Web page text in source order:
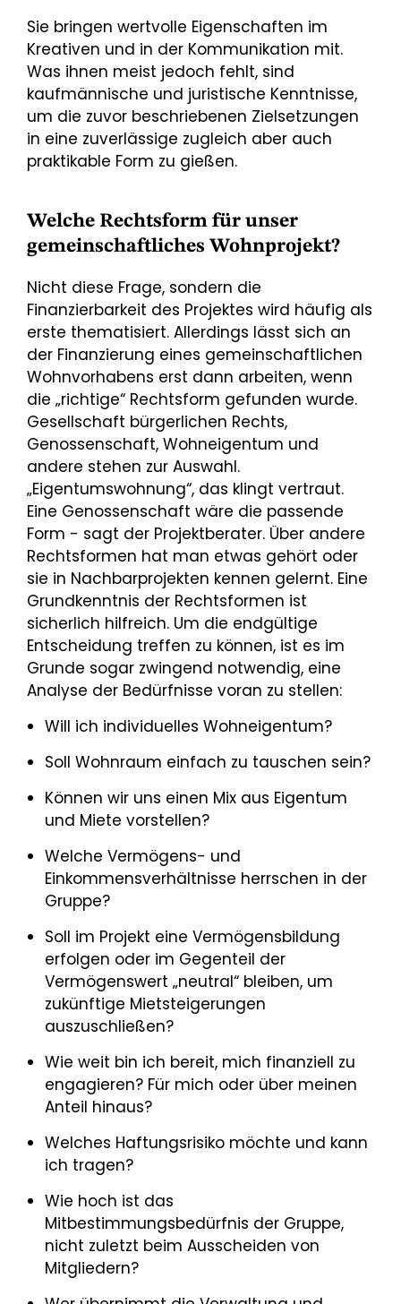
Sie bringen wertvolle Eigenschaften im
Kreativen und in der Kommunikation mit.
Was ihnen meist jedoch fehlt, sind
kaufmännische und juristische Kenntnisse,
um die zuvor beschriebenen Zielsetzungen
in eine zuverlässige zugleich aber auch
praktikable Form zu gießen.
Welche Rechtsform für unser
gemeinschaftliches Wohnprojekt?
Nicht diese Frage, sondern die
Finanzierbarkeit des Projektes wird häufig als
erste thematisiert. Allerdings lässt sich an
der Finanzierung eines gemeinschaftlichen
Wohnvorhabens erst dann arbeiten, wenn
die „richtige“ Rechtsform gefunden wurde.
Gesellschaft bürgerlichen Rechts,
Genossenschaft, Wohneigentum und
andere stehen zur Auswahl.
„Eigentumswohnung“, das klingt vertraut.
Eine Genossenschaft wäre die passende
Form - sagt der Projektberater. Über andere
Rechtsformen hat man etwas gehört oder
sie in Nachbarprojekten kennen gelernt. Eine
Grundkenntnis der Rechtsformen ist
sicherlich hilfreich. Um die endgültige
Entscheidung treffen zu können, ist es im
Grunde sogar zwingend notwendig, eine
Analyse der Bedürfnisse voran zu stellen:
Will ich individuelles Wohneigentum?
Soll Wohnraum einfach zu tauschen sein?
Können wir uns einen Mix aus Eigentum
und Miete vorstellen?
Welche Vermögens- und
Einkommensverhältnisse herrschen in der
Gruppe?
Soll im Projekt eine Vermögensbildung
erfolgen oder im Gegenteil der
Vermögenswert „neutral“ bleiben, um
zukünftige Mietsteigerungen
auszuschließen?
Wie weit bin ich bereit, mich finanziell zu
engagieren? Für mich oder über meinen
Anteil hinaus?
Welches Haftungsrisiko möchte und kann
ich tragen?
Wie hoch ist das
Mitbestimmungsbedürfnis der Gruppe,
nicht zuletzt beim Ausscheiden von
Mitgliedern?